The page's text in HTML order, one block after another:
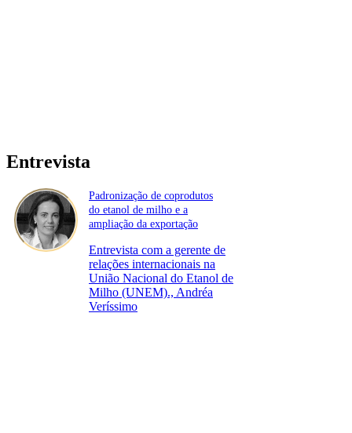
Entrevista
Padronização de coprodutos
do etanol de milho e a
ampliação da exportação
Entrevista com a gerente de
relações internacionais na
União Nacional do Etanol de
Milho (UNEM)., Andréa
Veríssimo